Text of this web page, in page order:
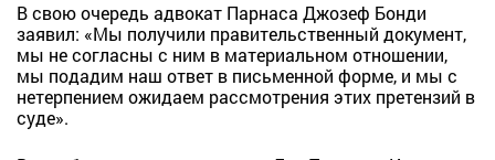
В свою очередь адвокат Парнаса Джозеф Бонди
заявил: «Мы получили правительственный документ,
мы не согласны с ним в материальном отношении,
мы подадим наш ответ в письменной форме, и мы с
нетерпением ожидаем рассмотрения этих претензий в
суде».